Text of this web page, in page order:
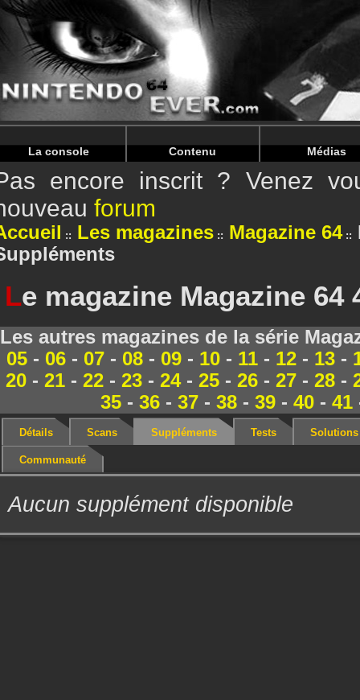
Warning: Undefined array key "HTTP_REFERER" in /
Warning: Undefined array key "HTTP_REFERER" in /
La console Contenu Médias
encore inscrit ? Venez
forum
Les magazines Magazine 64
Le magazine Magazine
Les autres magazines de la série
05- 06- 07- 08- 09- 10- 11- 12- 13-
20 - 21 - 22 - 23 - 24- 25 - 26 - 27 - 28 -
35- 36- 37- 38- 39- 40- 41
Détails Scans Suppléments Tests Solutions
Communauté
Aucun supplément disponible